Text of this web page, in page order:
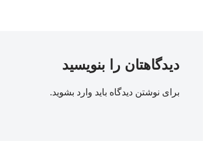
دیدگاهتان را بنویسید
برای نوشتن دیدگاه باید وارد بشوید.